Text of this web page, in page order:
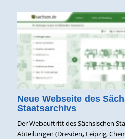
Neue Webseite des
Staatsarchivs
Der Webauftritt des Sächsischen
Abteilungen (Dresden, Leipzig,